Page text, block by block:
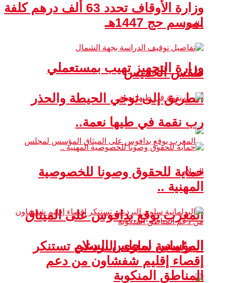
وزارة التجهيز تهيب بمستعملي
الطريق إلى توخي الحيطة والحذر
المغرب يوقع بدافوس على الميثاق
المؤسس لمجلس السلام
وزارة الأوقاف تحدد 63 ألف درهم كلفة
لموسم حج 1447هـ
طقس الخميس
رب نقمة في طيها نعمة..
حماية للحقوق وصونا للخصوصية
المهنية ..
البرلمانية سلوى البردعي تستنكر
إقصاء إقليم شفشاون من دعم
المناطق المنكوبة